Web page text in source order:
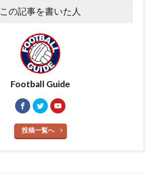
この記事を書いた人
Football Guide
投稿一覧へ